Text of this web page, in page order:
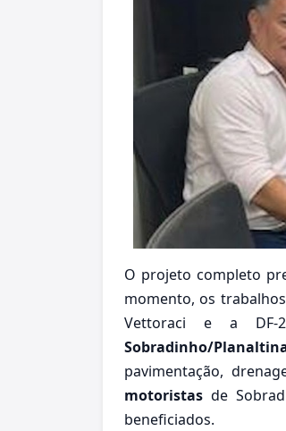
O projeto completo
momento, os
Vettoraci e a DF-
Sobradinho/
pavimentação,
motoristas de
beneficiados.